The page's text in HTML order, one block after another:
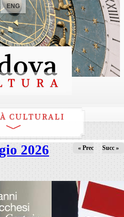
ENG
CULTURALI
2026 « Prec Succ »